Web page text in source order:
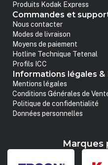
Produits Kodak Express
Commandes et
Nous contacter
Modes de livraison
Moyens de paiement
Hotline Technique Tetenal
Profils ICC
Informations légales &
Mentions légales
Conditions Générales de
Politique de confidentialité
Données personnelles
Marques